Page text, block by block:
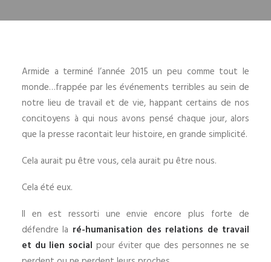
Armide a terminé l’année 2015 un peu comme tout le
monde…frappée par les événements terribles au sein de
notre lieu de travail et de vie, happant certains de nos
concitoyens à qui nous avons pensé chaque jour, alors
que la presse racontait leur histoire, en grande simplicité.
Cela aurait pu être vous, cela aurait pu être nous.
Cela été eux.
Il en est ressorti une envie encore plus forte de
défendre la ré-humanisation des relations de travail
et du lien social pour éviter que des personnes ne se